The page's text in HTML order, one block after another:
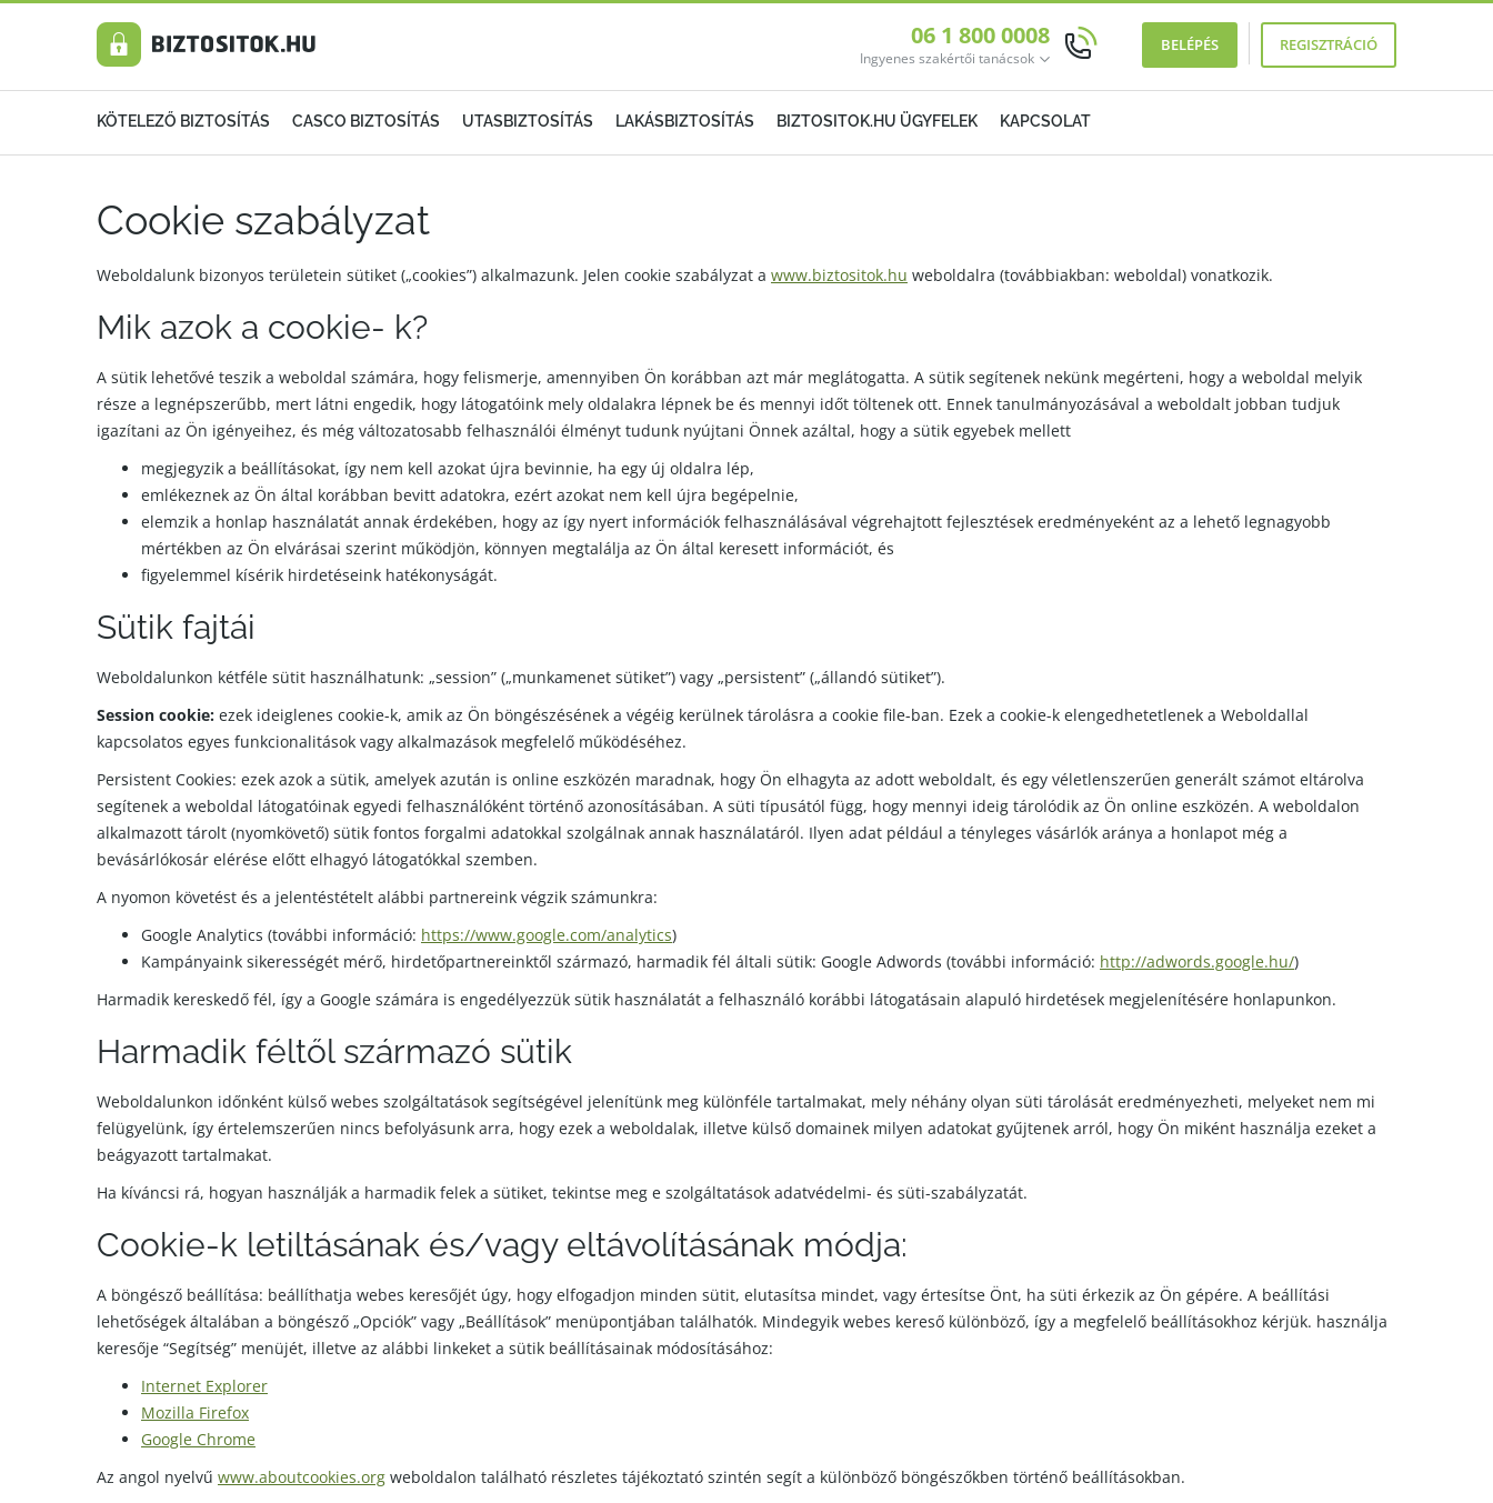
06 1 800 0008
Ingyenes szakértői tanácsok
BELÉPÉS REGISZTRÁCIÓ
KÖTELEZŐ BIZTOSÍTÁS CASCO BIZTOSÍTÁS UTASBIZTOSÍTÁS LAKÁSBIZTOSÍTÁS BIZTOSITOK.HU ÜGYFELEK KAPCSOLAT
Cookie szabályzat
Weboldalunk bizonyos területein sütiket („cookies”) alkalmazunk. Jelen cookie szabályzat a www.biztositok.hu weboldalra (továbbiakban: weboldal) vonatkozik.
Mik azok a cookie- k?
A sütik lehetővé teszik a weboldal számára, hogy felismerje, amennyiben Ön korábban azt már meglátogatta. A sütik segítenek nekünk megérteni, hogy a weboldal melyik
része a legnépszerűbb, mert látni engedik, hogy látogatóink mely oldalakra lépnek be és mennyi időt töltenek ott. Ennek tanulmányozásával a weboldalt jobban tudjuk
igazítani az Ön igényeihez, és még változatosabb felhasználói élményt tudunk nyújtani Önnek azáltal, hogy a sütik egyebek mellett
megjegyzik a beállításokat, így nem kell azokat újra bevinnie, ha egy új oldalra lép,
emlékeznek az Ön által korábban bevitt adatokra, ezért azokat nem kell újra begépelnie,
elemzik a honlap használatát annak érdekében, hogy az így nyert információk felhasználásával végrehajtott fejlesztések eredményeként az a lehető legnagyobb
mértékben az Ön elvárásai szerint működjön, könnyen megtalálja az Ön által keresett információt, és
figyelemmel kísérik hirdetéseink hatékonyságát.
Sütik fajtái
Weboldalunkon kétféle sütit használhatunk: „session” („munkamenet sütiket”) vagy „persistent” („állandó sütiket”).
Session cookie: ezek ideiglenes cookie-k, amik az Ön böngészésének a végéig kerülnek tárolásra a cookie file-ban. Ezek a cookie-k elengedhetetlenek a Weboldallal
kapcsolatos egyes funkcionalitások vagy alkalmazások megfelelő működéséhez.
Persistent Cookies: ezek azok a sütik, amelyek azután is online eszközén maradnak, hogy Ön elhagyta az adott weboldalt, és egy véletlenszerűen generált számot eltárolva
segítenek a weboldal látogatóinak egyedi felhasználóként történő azonosításában. A süti típusától függ, hogy mennyi ideig tárolódik az Ön online eszközén. A weboldalon
alkalmazott tárolt (nyomkövető) sütik fontos forgalmi adatokkal szolgálnak annak használatáról. Ilyen adat például a tényleges vásárlók aránya a honlapot még a
bevásárlókosár elérése előtt elhagyó látogatókkal szemben.
A nyomon követést és a jelentéstételt alábbi partnereink végzik számunkra:
Google Analytics (további információ: https://www.google.com/analytics)
Kampányaink sikerességét mérő, hirdetőpartnereinktől származó, harmadik fél általi sütik: Google Adwords (további információ: http://adwords.google.hu/)
Harmadik kereskedő fél, így a Google számára is engedélyezzük sütik használatát a felhasználó korábbi látogatásain alapuló hirdetések megjelenítésére honlapunkon.
Harmadik féltől származó sütik
Weboldalunkon időnként külső webes szolgáltatások segítségével jelenítünk meg különféle tartalmakat, mely néhány olyan süti tárolását eredményezheti, melyeket nem mi
felügyelünk, így értelemszerűen nincs befolyásunk arra, hogy ezek a weboldalak, illetve külső domainek milyen adatokat gyűjtenek arról, hogy Ön miként használja ezeket a
beágyazott tartalmakat.
Ha kíváncsi rá, hogyan használják a harmadik felek a sütiket, tekintse meg e szolgáltatások adatvédelmi- és süti-szabályzatát.
Cookie-k letiltásának és/vagy eltávolításának módja:
A böngésző beállítása: beállíthatja webes keresőjét úgy, hogy elfogadjon minden sütit, elutasítsa mindet, vagy értesítse Önt, ha süti érkezik az Ön gépére. A beállítási
lehetőségek általában a böngésző „Opciók” vagy „Beállítások” menüpontjában találhatók. Mindegyik webes kereső különböző, így a megfelelő beállításokhoz kérjük. használja
keresője “Segítség” menüjét, illetve az alábbi linkeket a sütik beállításainak módosításához:
Internet Explorer
Mozilla Firefox
Google Chrome
Az angol nyelvű www.aboutcookies.org weboldalon található részletes tájékoztató szintén segít a különböző böngészőkben történő beállításokban.